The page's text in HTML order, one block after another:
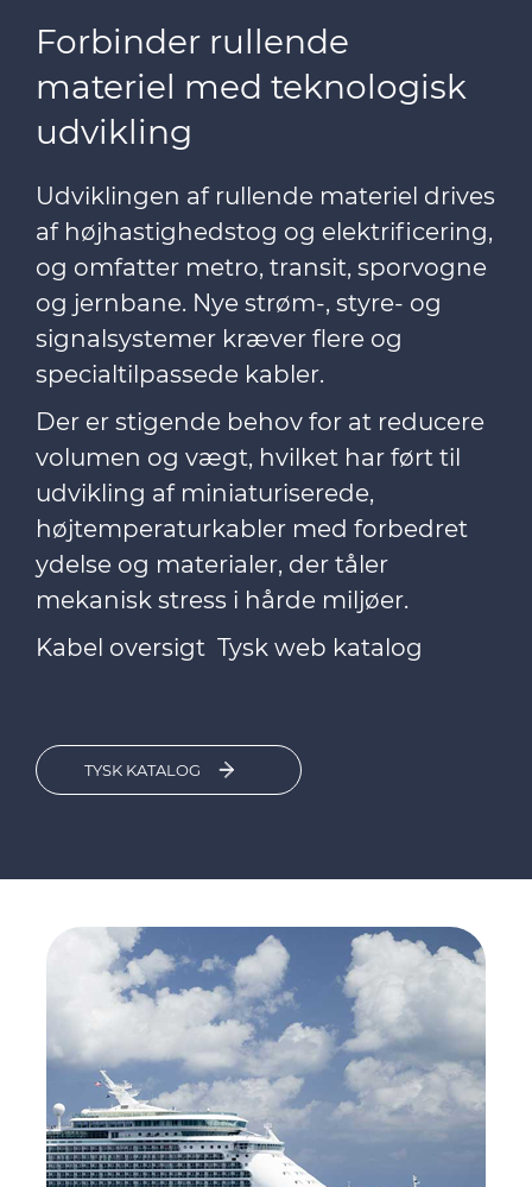
Forbinder rullende
materiel med teknologisk
udvikling
Udviklingen af rullende materiel drives
af højhastighedstog og elektrificering,
og omfatter metro, transit, sporvogne
og jernbane. Nye strøm-, styre- og
signalsystemer kræver flere og
specialtilpassede kabler.
Der er stigende behov for at reducere
volumen og vægt, hvilket har ført til
udvikling af miniaturiserede,
højtemperaturkabler med forbedret
ydelse og materialer, der tåler
mekanisk stress i hårde miljøer.
Kabel oversigt Tysk web katalog
TYSK KATALOG